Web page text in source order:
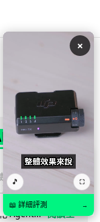
用
政
新方向 未來
全自動操
兼副總裁 Jay Kim
Agent... 閱讀全
×
🎵 ⛶
📖 詳細評測 →